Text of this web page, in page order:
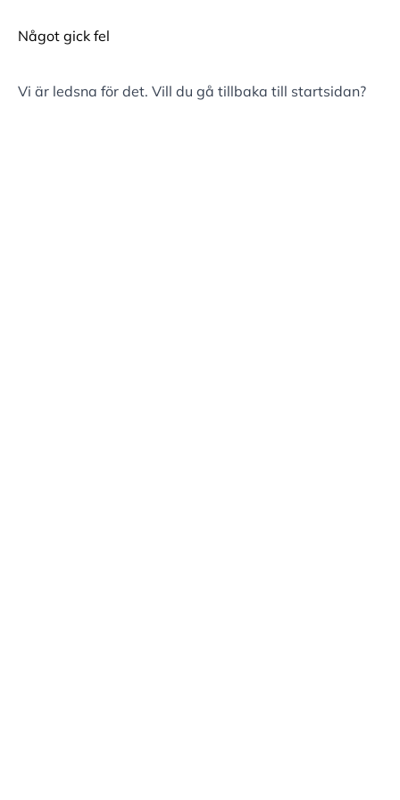
Något gick fel
Vi är ledsna för det. Vill du gå tillbaka till startsidan?